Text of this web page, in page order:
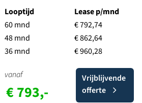
Looptijd
60 mnd
48 mnd
36 mnd
Lease p/mnd
€ 792,74
€ 862,64
€ 960,28
vanaf
€ 793,-
Vrijblijvende
offerte